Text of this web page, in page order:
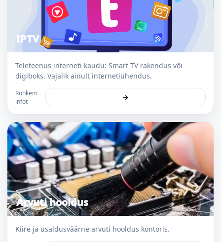
IPTV
Teleteenus interneti kaudu: Smart TV rakendus või
digiboks. Vajalik ainult internetiühendus.
Rohkem
infot
→
Arvuti hooldus
Kiire ja usaldusväärne arvuti hooldus kontoris.